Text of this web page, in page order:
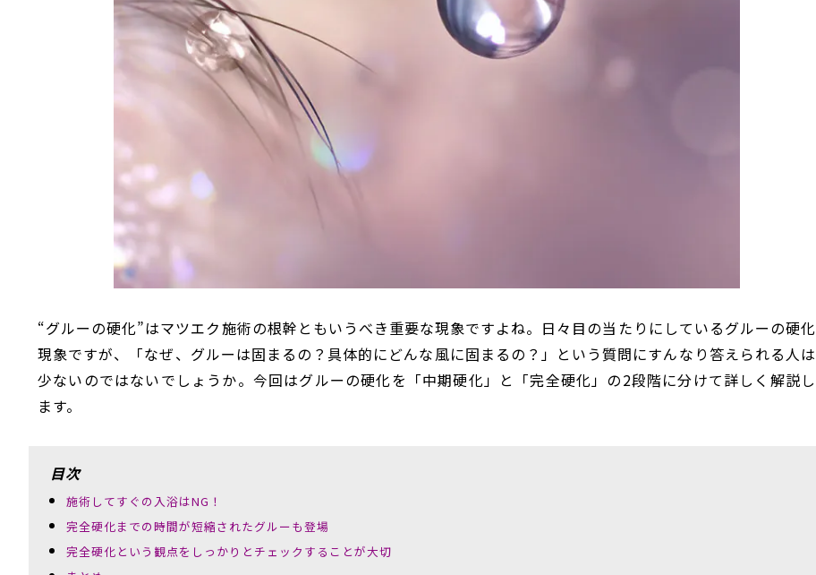
“グルーの硬化”はマツエク施術の根幹ともいうべき重要な現象ですよね。日々目の当たりにしているグルーの硬化
現象ですが、「なぜ、グルーは固まるの？具体的にどんな風に固まるの？」という質問にすんなり答えられる人は
少ないのではないでしょうか。今回はグルーの硬化を「中期硬化」と「完全硬化」の2段階に分けて詳しく解説し
ます。
目次
施術してすぐの入浴はNG！
完全硬化までの時間が短縮されたグルーも登場
完全硬化という観点をしっかりとチェックすることが大切